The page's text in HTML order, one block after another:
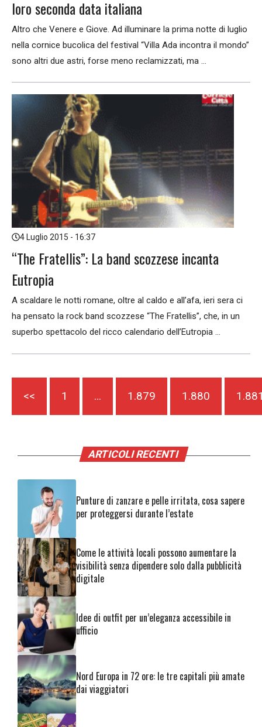
loro seconda data italiana
Altro che Venere e Giove. Ad illuminare la prima notte di luglio
nella cornice bucolica del festival “Villa Ada incontra il mondo”
sono altri due astri, forse meno reclamizzati, ma ...
4 Luglio 2015 - 16:37
“The Fratellis”: La band scozzese incanta
Eutropia
A scaldare le notti romane, oltre al caldo e all’afa, ieri sera ci
ha pensato la rock band scozzese “The Fratellis”, che, in un
superbo spettacolo del ricco calendario dell’Eutropia ...
<< 1 … 1.879 1.880
ARTICOLI RECENTI
Punture di zanzare e pelle irritata, cosa sapere
per proteggersi durante l’estate
Come le attività locali possono aumentare la
visibilità senza dipendere solo dalla pubblicità
digitale
Idee di outfit per un’eleganza accessibile in
ufficio
Nord Europa in 72 ore: le tre capitali più amate
dai viaggiatori